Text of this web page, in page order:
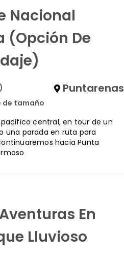
Nacional
(Opción De
Puntarenas
de tamaño
central, en tour de un
una parada en ruta para
hacia Punta
Aventuras En
Lluvioso